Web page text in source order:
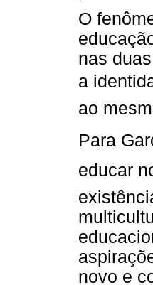
O
nas
a
ao
Para
educar
novo e